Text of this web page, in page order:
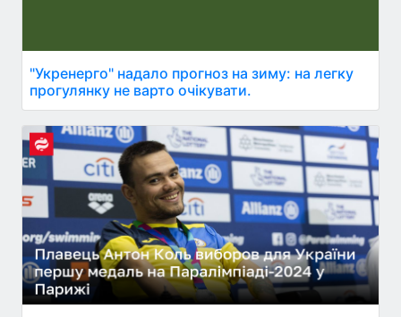
"Укренерго" надало прогноз на зиму: на легку
прогулянку не варто очікувати.